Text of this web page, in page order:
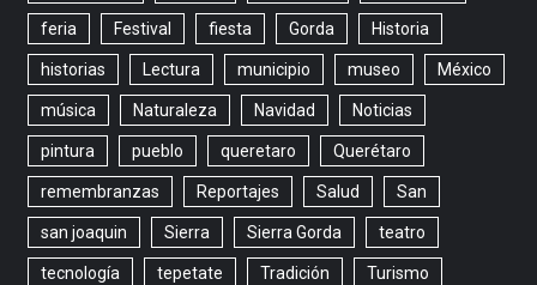
feria Festival fiesta Gorda Historia
historias Lectura municipio museo México
música Naturaleza Navidad Noticias
pintura pueblo queretaro Querétaro
remembranzas Reportajes Salud San
san joaquin Sierra Sierra Gorda teatro
tecnología tepetate Tradición Turismo